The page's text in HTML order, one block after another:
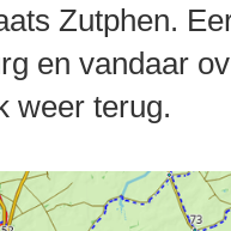
Zutphen.
en vandaar
weer terug.